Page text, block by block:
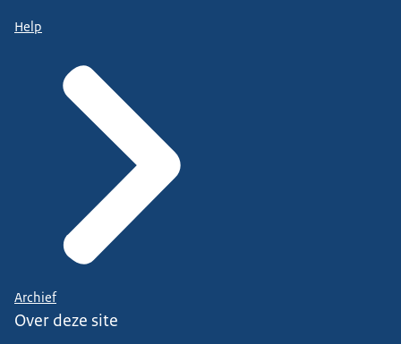
Help
Archief
Over deze site